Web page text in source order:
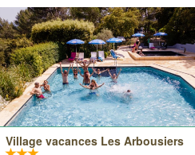
Village vacances Les Arbousiers